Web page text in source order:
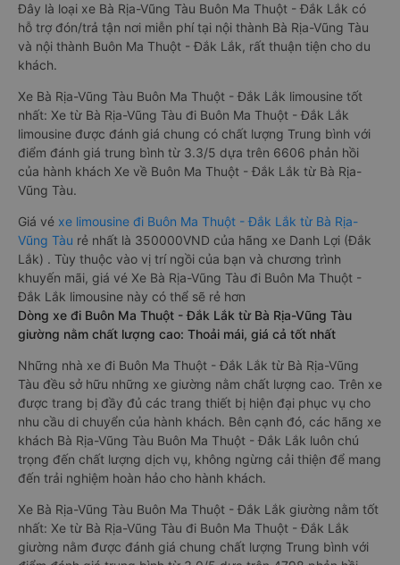
Đây là loại xe Bà Rịa-Vũng Tàu Buôn Ma Thuột - Đắk Lắk có
hỗ trợ đón/trả tận nơi miễn phí tại nội thành Bà Rịa-Vũng Tàu
và nội thành Buôn Ma Thuột - Đắk Lắk, rất thuận tiện cho du
khách.
Xe Bà Rịa-Vũng Tàu Buôn Ma Thuột - Đắk Lắk limousine tốt
nhất: Xe từ Bà Rịa-Vũng Tàu đi Buôn Ma Thuột - Đắk Lắk
limousine được đánh giá chung có chất lượng Trung bình với
điểm đánh giá trung bình từ 3.3/5 dựa trên 6606 phản hồi
của hành khách Xe về Buôn Ma Thuột - Đắk Lắk từ Bà Rịa-
Vũng Tàu.
Giá vé xe limousine đi Buôn Ma Thuột - Đắk Lắk từ Bà Rịa-
Vũng Tàu rẻ nhất là 350000VND của hãng xe Danh Lợi (Đắk
Lắk) . Tùy thuộc vào vị trí ngồi của bạn và chương trình
khuyến mãi, giá vé Xe Bà Rịa-Vũng Tàu đi Buôn Ma Thuột -
Đắk Lắk limousine này có thể sẽ rẻ hơn
Dòng xe đi Buôn Ma Thuột - Đắk Lắk từ Bà Rịa-Vũng Tàu
giường nằm chất lượng cao: Thoải mái, giá cả tốt nhất
Những nhà xe đi Buôn Ma Thuột - Đắk Lắk từ Bà Rịa-Vũng
Tàu đều sở hữu những xe giường nằm chất lượng cao. Trên xe
được trang bị đầy đủ các trang thiết bị hiện đại phục vụ cho
nhu cầu di chuyển của hành khách. Bên cạnh đó, các hãng xe
khách Bà Rịa-Vũng Tàu Buôn Ma Thuột - Đắk Lắk luôn chú
trọng đến chất lượng dịch vụ, không ngừng cải thiện để mang
đến trải nghiệm hoàn hảo cho hành khách.
Xe Bà Rịa-Vũng Tàu Buôn Ma Thuột - Đắk Lắk giường nằm tốt
nhất: Xe từ Bà Rịa-Vũng Tàu đi Buôn Ma Thuột - Đắk Lắk
giường nằm được đánh giá chung chất lượng Trung bình với